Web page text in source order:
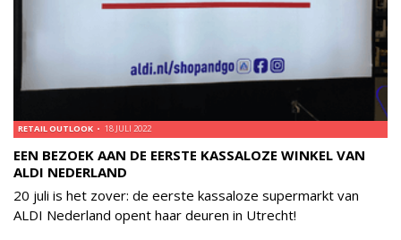
EEN BEZOEK AAN DE EERSTE KASSALOZE WINKEL VAN
ALDI NEDERLAND
RETAIL OUTLOOK 18 JULI 2022
20 juli is het zover: de eerste kassaloze supermarkt van
ALDI Nederland opent haar deuren in Utrecht!